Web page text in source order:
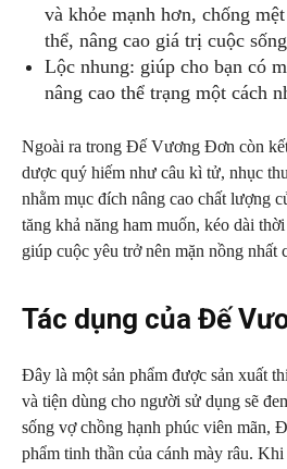
và khỏe mạnh hơn, chống
thể, nâng cao giá trị cuộc
Lộc nhung: giúp cho bạn có
nâng cao thể trạng một cách
Ngoài ra trong Đế Vương Đơn còn
dược quý hiếm như câu kì tử, nhục
nhằm mục đích nâng cao chất lượng
tăng khả năng ham muốn, kéo dài
giúp cuộc yêu trở nên mặn nồng nhất
Tác dụng của Đế
Đây là một sản phẩm được sản xuất
và tiện dùng cho người sử dụng sẽ
sống vợ chồng hạnh phúc viên mãn,
phẩm tinh thần của cánh mày râu.